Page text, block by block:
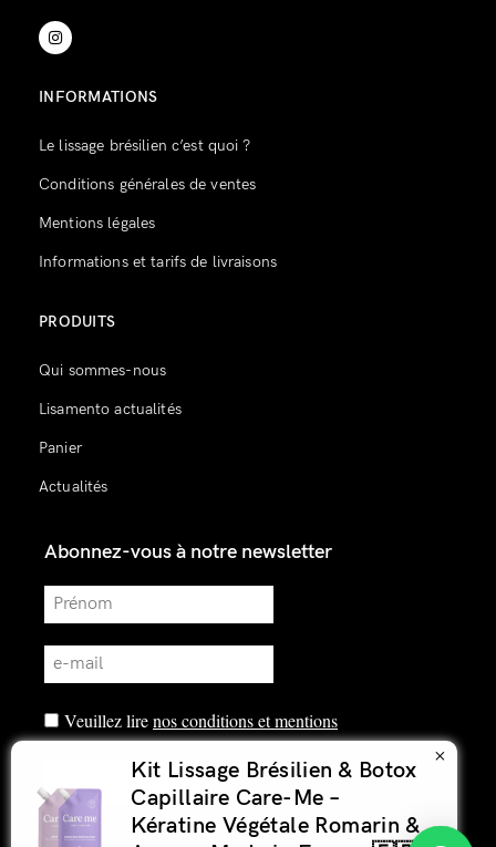
INFORMATIONS
Le lissage brésilien c’est quoi ?
Conditions générales de ventes
Mentions légales
Informations et tarifs de livraisons
PRODUITS
Qui sommes-nous
Lisamento actualités
Panier
Actualités
Abonnez-vous à notre newsletter
Veuillez lirenos conditions et mentions
Kit Lissage Brésilien & Botox
Capillaire Care-Me –
Kératine Végétale Romarin &
×